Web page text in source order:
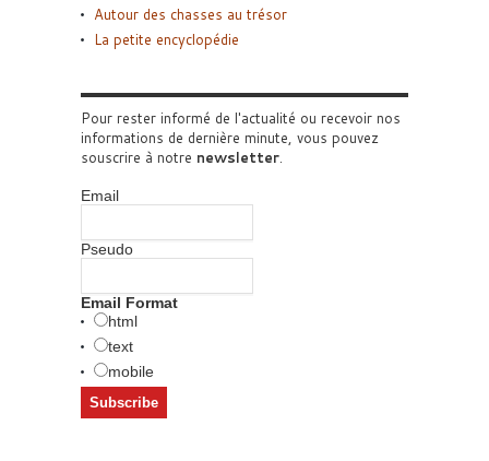
Autour des chasses au trésor
La petite encyclopédie
Pour rester informé de l'actualité ou recevoir nos
informations de dernière minute, vous pouvez
souscrire à notre newsletter.
Email
Pseudo
Email Format
html
text
mobile